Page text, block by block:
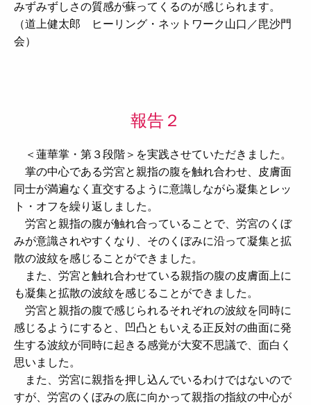
みずみずしさの質感が蘇ってくるのが感じられます。
（道上健太郎 ヒーリング・ネットワーク山口／毘沙門
会）
報告２
＜蓮華掌・第３段階＞を実践させていただきました。
掌の中心である労宮と親指の腹を触れ合わせ、皮膚面
同士が満遍なく直交するように意識しながら凝集とレッ
ト・オフを繰り返しました。
労宮と親指の腹が触れ合っていることで、労宮のくぼ
みが意識されやすくなり、そのくぼみに沿って凝集と拡
散の波紋を感じることができました。
また、労宮と触れ合わせている親指の腹の皮膚面上に
も凝集と拡散の波紋を感じることができました。
労宮と親指の腹で感じられるそれぞれの波紋を同時に
感じるようにすると、凹凸ともいえる正反対の曲面に発
生する波紋が同時に起きる感覚が大変不思議で、面白く
思いました。
また、労宮に親指を押し込んでいるわけではないので
すが、労宮のくぼみの底に向かって親指の指紋の中心が